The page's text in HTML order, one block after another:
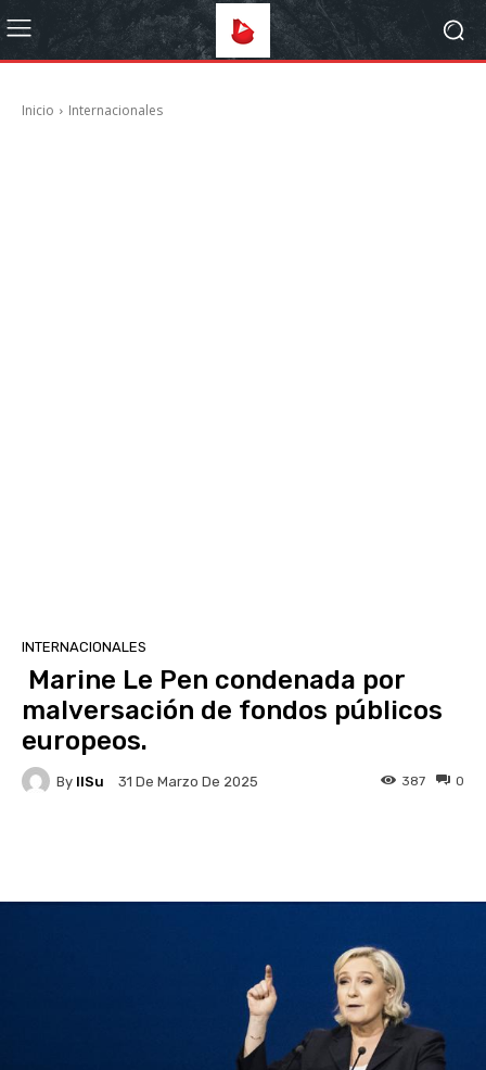
Inicio Internacionales
INTERNACIONALES
Marine Le Pen condenada por
malversación de fondos públicos
europeos.
By IlSu 31 De Marzo De 2025 0
387